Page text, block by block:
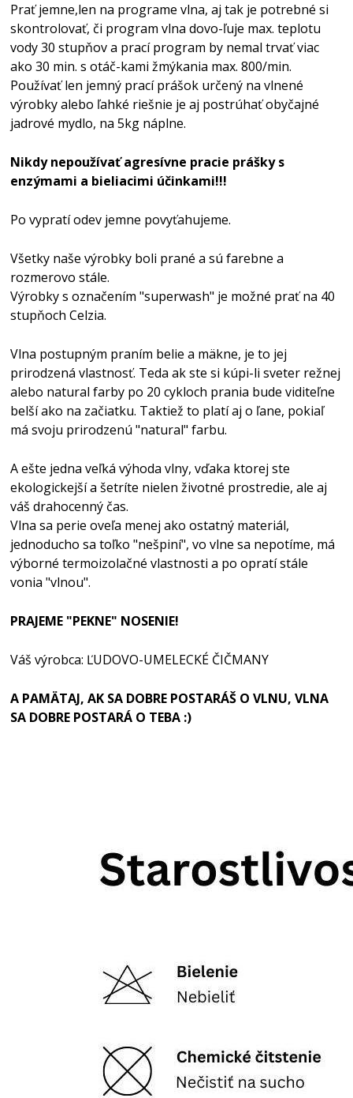
Prať jemne,len na programe vlna, aj tak je potrebné si
skontrolovať, či program vlna dovo-ľuje max. teplotu
vody 30 stupňov a prací program by nemal trvať viac
ako 30 min. s otáč-kami žmýkania max. 800/min.
Používať len jemný prací prášok určený na vlnené
výrobky alebo ľahké riešnie je aj postrúhať obyčajné
jadrové mydlo, na 5kg náplne.
Nikdy nepoužívať agresívne pracie prášky s
enzýmami a bieliacimi účinkami!!!
Po vypratí odev jemne povyťahujeme.
Všetky naše výrobky boli prané a sú farebne a
rozmerovo stále.
Výrobky s označením "superwash" je možné prať na 40
stupňoch Celzia.
Vlna postupným praním belie a mäkne, je to jej
prirodzená vlastnosť. Teda ak ste si kúpi-li sveter režnej
alebo natural farby po 20 cykloch prania bude viditeľne
belší ako na začiatku. Taktiež to platí aj o ľane, pokiaľ
má svoju prirodzenú "natural" farbu.
A ešte jedna veľká výhoda vlny, vďaka ktorej ste
ekologickejší a šetríte nielen životné prostredie, ale aj
váš drahocenný čas.
Vlna sa perie oveľa menej ako ostatný materiál,
jednoducho sa toľko "nešpiní", vo vlne sa nepotíme, má
výborné termoizolačné vlastnosti a po opratí stále
vonia "vlnou".
PRAJEME "PEKNE" NOSENIE!
Váš výrobca: ĽUDOVO-UMELECKÉ ČIČMANY
A PAMÄTAJ, AK SA DOBRE POSTARÁŠ O VLNU, VLNA
SA DOBRE POSTARÁ O TEBA :)